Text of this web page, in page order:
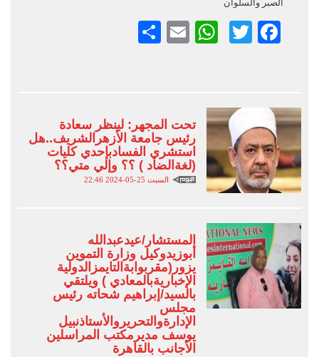
الصبر والسلوان
Facebook
Twitter
WhatsApp
Email
تحت المجهر: لينظر سعادة
رئيس جامعة الأزهرالشريف..هل
استشري الفسادبإحدي كليات
(لغةالضاد ) ؟؟ وإلي متي؟؟
السبت 25-05-2024 22:46
المستشار/عيدعبدالله
أبوزيدوكيل وزارة التموين
يزور(مقربوابةالتايمزالدولية
الإخباريةبالمعادي ) ويلتقي
بالسيد/إبراهيم شحاته رئيس
مجلس
الإدارةوالتحريروالأستاذنبيل
يوسف مديرمكتب المراسلين
الأجانب بالقاهرة